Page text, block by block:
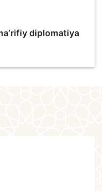
diplomatiya